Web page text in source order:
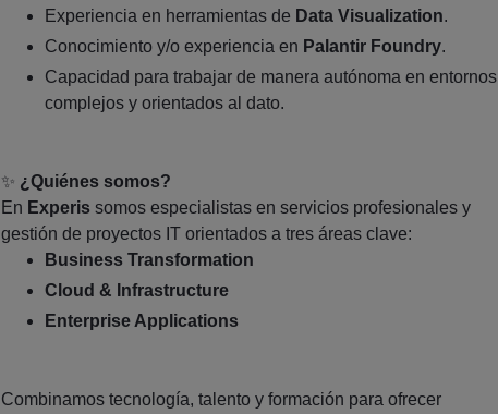
Experiencia en herramientas de Data Visualization.
Conocimiento y/o experiencia en Palantir Foundry.
Capacidad para trabajar de manera autónoma en entornos
complejos y orientados al dato.
✨ ¿Quiénes somos?
En Experissomos especialistas en servicios profesionales y
gestión de proyectos IT orientados a tres áreas clave:
Business Transformation
Cloud & Infrastructure
Enterprise Applications
Combinamos tecnología, talento y formación para ofrecer